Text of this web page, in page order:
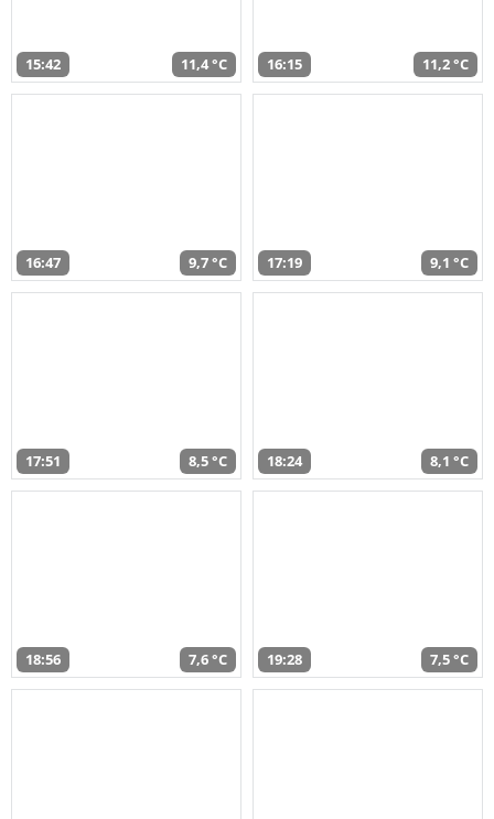
15:42 11,4 °C 16:15 11,2 °C
16:47 9,7 °C 17:19 9,1 °C
17:51 8,5 °C 18:24 8,1 °C
18:56 7,6 °C 19:28 7,5 °C